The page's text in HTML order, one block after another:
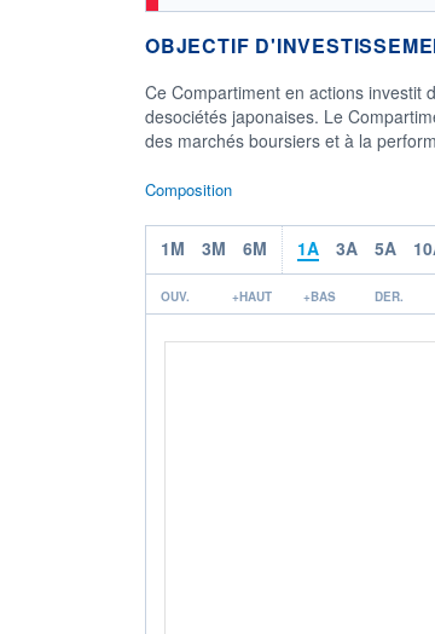
OBJECTIF
Ce Compartiment en actions investit
desociétés japonaises. Le
des marchés boursiers et à la
Composition
1M 3M 6M 1A 3A 5A
OUV. +HAUT +BAS DER.